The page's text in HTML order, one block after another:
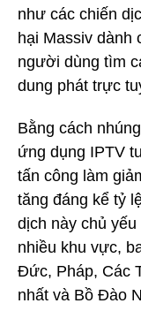
như các chiến
hại Massiv dành
người dùng tìm
dung phát trực
Bằng cách
ứng dụng IPTV
tấn công làm
tăng đáng kể tỷ
dịch này chủ
nhiều khu vực,
Đức, Pháp, Các
nhất và Bồ Đào